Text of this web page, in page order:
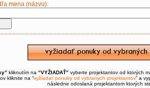
mena (názvu):
kliknutím na “VYŽIADAŤ” vyberte projektantov od ktorých
kliknite na “vyžiadať ponuky od vybraných projektantov” a
následne odoslaná projektantom ktorých